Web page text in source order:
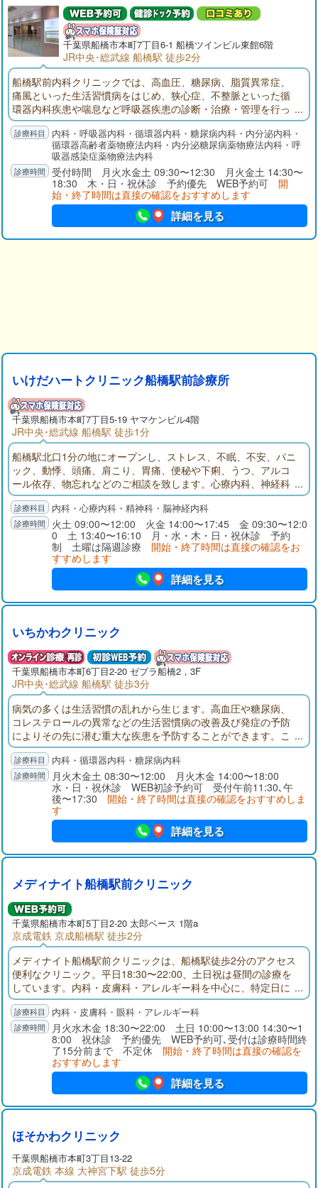
千葉県船橋市本町7丁目6-1 船橋ツインビル東館6階
JR中央･総武線 船橋駅 徒歩2分
船橋駅前内科クリニックでは、高血圧、糖尿病、脂質異常症、
痛風といった生活習慣病をはじめ、狭心症、不整脈といった循
環器内科疾患や喘息など呼吸器疾患の診断・治療・管理を行っ
ております。常に患者様お一人おひとりの生活の質（QOL）向
上を念頭においた医療を提供していくことを目指しておりま
内科・呼吸器内科・循環器内科・糖尿病内科・内分泌内科・
循環器高齢者薬物療法内科・内分泌糖尿病薬物療法内科・呼
吸器感染症薬物療法内科
受付時間 月火水金土 09:30〜12:30 月火金土 14:30〜
18:30 木・日・祝休診 予約優先 WEB予約可 開
始・終了時間は直接の確認をおすすめします
詳細を見る
いけだハートクリニック船橋駅前診療所
千葉県船橋市本町7丁目5-19 ヤマケンビル4階
JR中央･総武線 船橋駅 徒歩1分
船橋駅北口1分の地にオープンし、ストレス、不眠、不安、パニ
ック、動悸、頭痛、肩こり、胃痛、便秘や下痢、うつ、アルコ
ール依存、物忘れなどのご相談を致します。心療内科、神経科
精神科、神経内科、内科を診療科目とするいけだハートクリニ
ック船橋駅前診療所のサイトです。診療所の写真、地図、診療
案内、診療時間、院長略歴、リンク、お知らせ、などがご覧に
なれます。
内科・心療内科・精神科・脳神経内科
火土 09:00〜12:00 火金 14:00〜17:45 金 09:30〜12:0
0 土 13:40〜16:10 月・水・木・日・祝休診 予約
制 土曜は隔週診療 開始・終了時間は直接の確認をお
すすめします
詳細を見る
いちかわクリニック
千葉県船橋市本町6丁目2-20 ゼブラ船橋2，3F
JR中央･総武線 船橋駅 徒歩3分
病気の多くは生活習慣の乱れから生じます。高血圧や糖尿病、
コレステロールの異常などの生活習慣病の改善及び発症の予防
によりその先に潜む重大な疾患を予防することができます。こ
のような思いから、私は地域住民の皆様の健康をより早い段階
から守るため、生活習慣病を中心としたプライマリケアの実践
を主に置いた診療を行い、微力ながらも地域医療に貢献をして
いきたいと考えております。宜しくお願いいたします。
内科・循環器内科・糖尿病内科
月火木金土 08:30〜12:00 月火木金 14:00〜18:00
水・日・祝休診 WEB初診予約可 受付午前11:30､午
後〜17:30 開始・終了時間は直接の確認をおすすめしま
す
詳細を見る
メディナイト船橋駅前クリニック
千葉県船橋市本町5丁目2-20 太郎ベース 1階a
京成電鉄 京成船橋駅 徒歩2分
メディナイト船橋駅前クリニックは、船橋駅徒歩2分のアクセス
便利なクリニック。平日18:30〜22:00、土日祝は昼間の診療を
しています。内科・皮膚科・アレルギー科を中心に、特定日に
は眼科診療にも対応。さらにピル・性感染症・AGA・ED・禁煙
外来など幅広い自費診療もご用意。お仕事帰りや休日の急な体
調不良にも安心してご受診いただけます。
内科・皮膚科・眼科・アレルギー科
月火水木金 18:30〜22:00 土日 10:00〜13:00 14:30〜1
8:00 祝休診 予約優先 WEB予約可､受付は診療時間終
了15分前まで 不定休 開始・終了時間は直接の確認を
おすすめします
詳細を見る
ほそかわクリニック
千葉県船橋市本町3丁目13-22
京成電鉄 本線 大神宮下駅 徒歩5分